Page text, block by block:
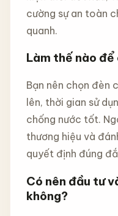
cường sự an toàn
quanh.
Làm thế nào
Bạn nên chọn đèn
lên, thời gian sử
chống nước tốt.
thương hiệu và
quyết định đúng
Có nên đầu tư
không?